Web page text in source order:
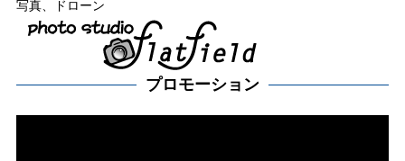
写真、ドローン
プロモーション